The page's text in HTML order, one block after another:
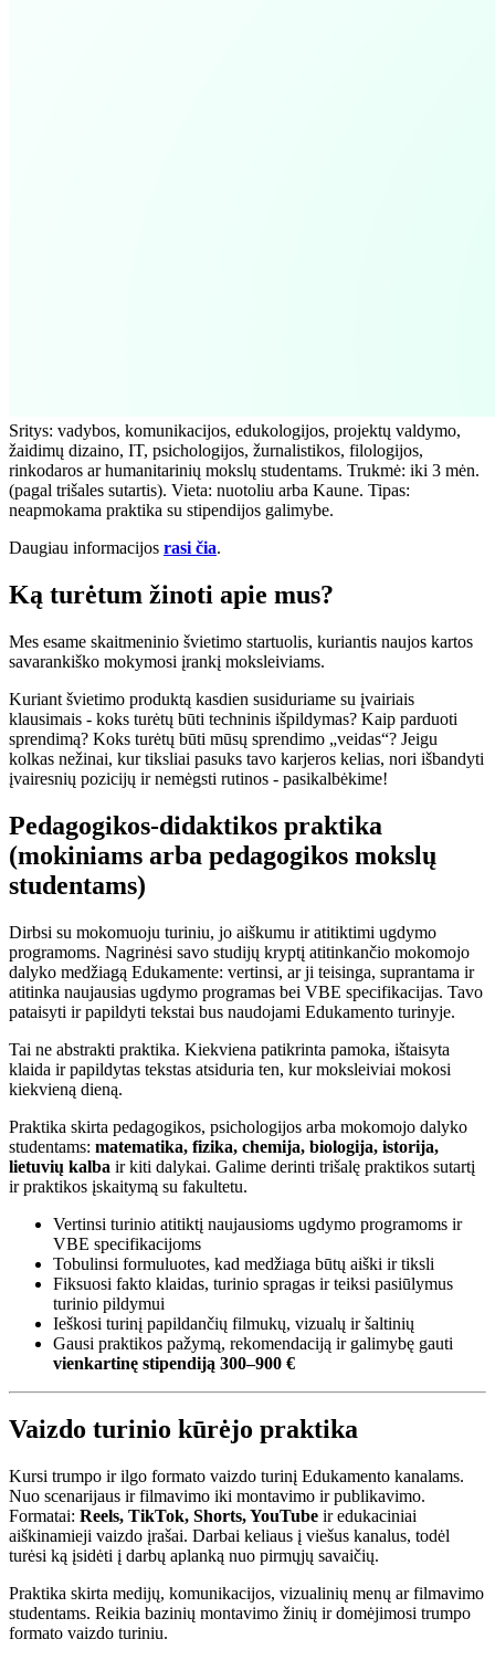
Sritys: vadybos, komunikacijos, edukologijos, projektų valdymo,
žaidimų dizaino, IT, psichologijos, žurnalistikos, filologijos,
rinkodaros ar humanitarinių mokslų studentams. Trukmė: iki 3 mėn.
(pagal trišales sutartis). Vieta: nuotoliu arba Kaune. Tipas:
neapmokama praktika su stipendijos galimybe.
Daugiau informacijos rasi čia.
Ką turėtum žinoti apie mus?
Mes esame skaitmeninio švietimo startuolis, kuriantis naujos kartos
savarankiško mokymosi įrankį moksleiviams.
Kuriant švietimo produktą kasdien susiduriame su įvairiais
klausimais - koks turėtų būti techninis išpildymas? Kaip parduoti
sprendimą? Koks turėtų būti mūsų sprendimo „veidas“? Jeigu
kolkas nežinai, kur tiksliai pasuks tavo karjeros kelias, nori išbandyti
įvairesnių pozicijų ir nemėgsti rutinos - pasikalbėkime!
Pedagogikos-didaktikos praktika
(mokiniams arba pedagogikos mokslų
studentams)
Dirbsi su mokomuoju turiniu, jo aiškumu ir atitiktimi ugdymo
programoms. Nagrinėsi savo studijų kryptį atitinkančio mokomojo
dalyko medžiagą Edukamente: vertinsi, ar ji teisinga, suprantama ir
atitinka naujausias ugdymo programas bei VBE specifikacijas. Tavo
pataisyti ir papildyti tekstai bus naudojami Edukamento turinyje.
Tai ne abstrakti praktika. Kiekviena patikrinta pamoka, ištaisyta
klaida ir papildytas tekstas atsiduria ten, kur moksleiviai mokosi
kiekvieną dieną.
Praktika skirta pedagogikos, psichologijos arba mokomojo dalyko
studentams: matematika, fizika, chemija, biologija, istorija,
lietuvių kalba ir kiti dalykai. Galime derinti trišalę praktikos sutartį
ir praktikos įskaitymą su fakultetu.
Vertinsi turinio atitiktį naujausioms ugdymo programoms ir
VBE specifikacijoms
Tobulinsi formuluotes, kad medžiaga būtų aiški ir tiksli
Fiksuosi fakto klaidas, turinio spragas ir teiksi pasiūlymus
turinio pildymui
Ieškosi turinį papildančių filmukų, vizualų ir šaltinių
Gausi praktikos pažymą, rekomendaciją ir galimybę gauti
vienkartinę stipendiją 300–900 €
Vaizdo turinio kūrėjo praktika
Kursi trumpo ir ilgo formato vaizdo turinį Edukamento kanalams.
Nuo scenarijaus ir filmavimo iki montavimo ir publikavimo.
Formatai: Reels, TikTok, Shorts, YouTube ir edukaciniai
aiškinamieji vaizdo įrašai. Darbai keliaus į viešus kanalus, todėl
turėsi ką įsidėti į darbų aplanką nuo pirmųjų savaičių.
Praktika skirta medijų, komunikacijos, vizualinių menų ar filmavimo
studentams. Reikia bazinių montavimo žinių ir domėjimosi trumpo
formato vaizdo turiniu.